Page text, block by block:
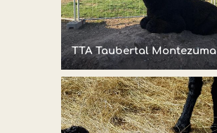
TTA Taubertal Montezuma